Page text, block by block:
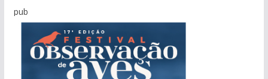
pub